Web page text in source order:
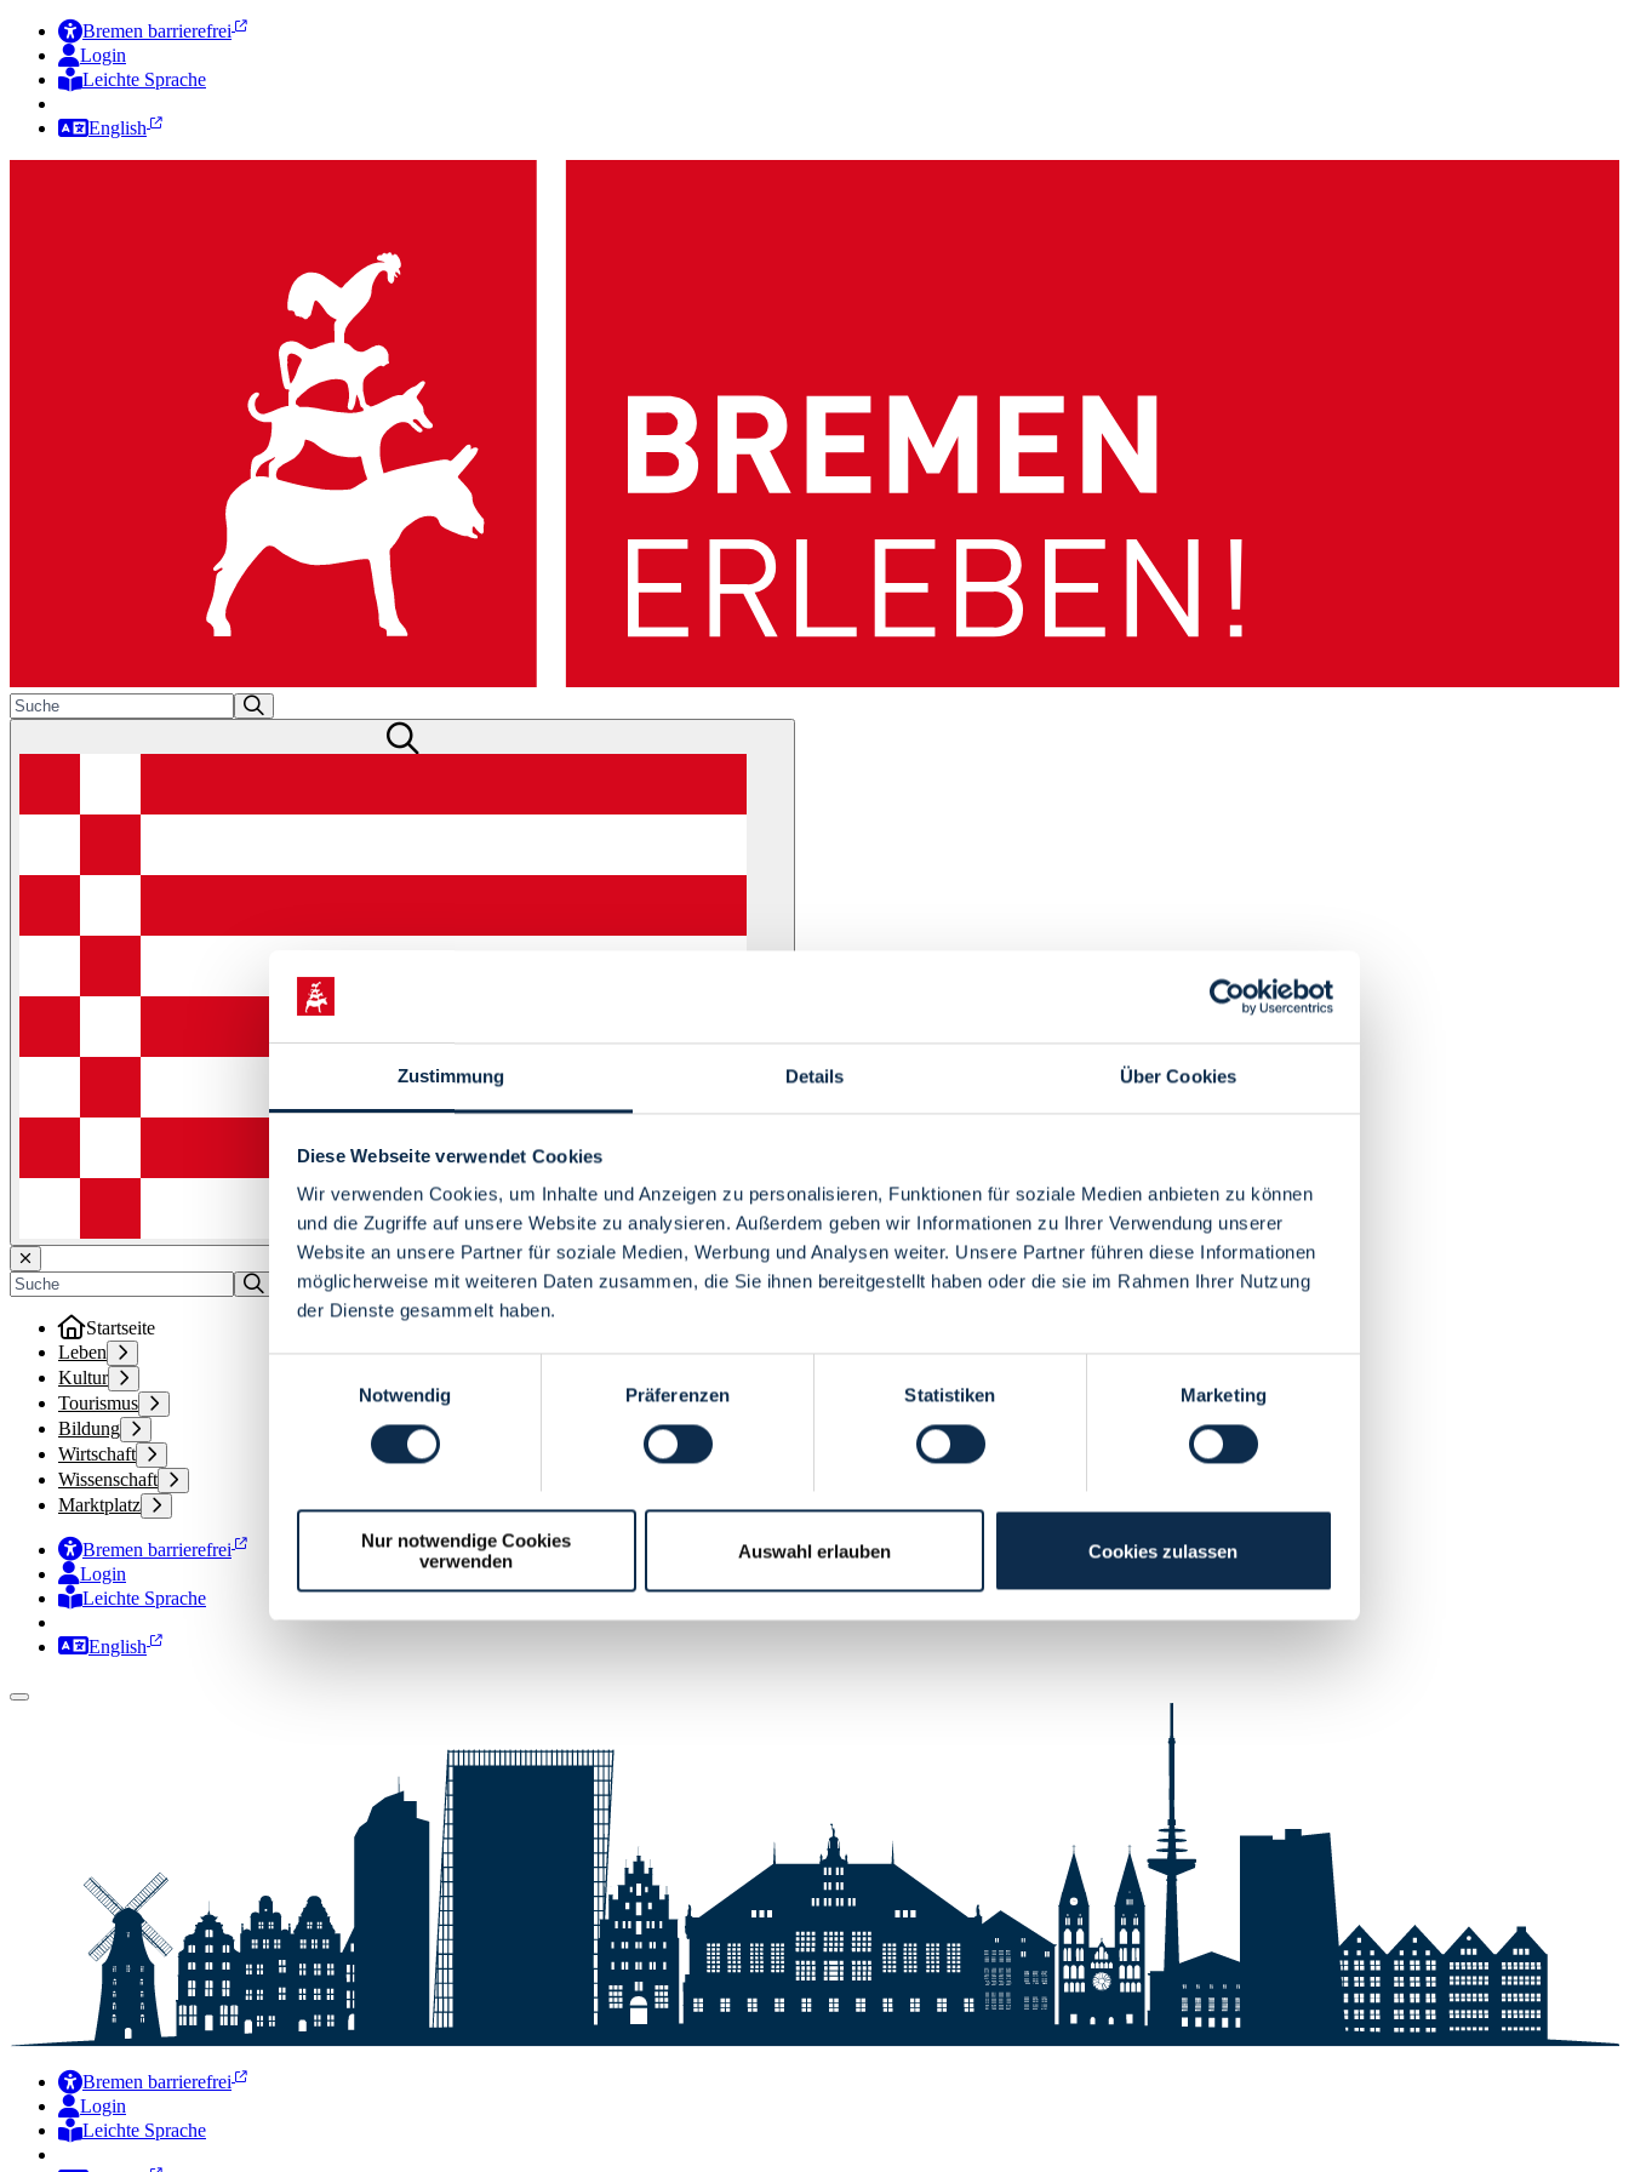
Zustimmung Details Über Cookies
Diese Webseite verwendet Cookies
Wir verwenden Cookies, um Inhalte und Anzeigen zu personalisieren, Funktionen für soziale Medien anbieten zu können
und die Zugriffe auf unsere Website zu analysieren. Außerdem geben wir Informationen zu Ihrer Verwendung unserer
Website an unsere Partner für soziale Medien, Werbung und Analysen weiter. Unsere Partner führen diese Informationen
möglicherweise mit weiteren Daten zusammen, die Sie ihnen bereitgestellt haben oder die sie im Rahmen Ihrer Nutzung
der Dienste gesammelt haben.
Notwendig
Präferenzen Statistiken Marketing
Nur notwendige Cookies
verwenden
Auswahl erlauben Cookies zulassen
Bremen barrierefrei
Login
Leichte Sprache
English
Menü
Startseite
Leben
Kultur
Tourismus
Bildung
Wirtschaft
Wissenschaft
Marktplatz
Bremen barrierefrei
Login
Leichte Sprache
Zur Deutschen Gebärdensprache
English
Bremen barrierefrei
Login
Leichte Sprache